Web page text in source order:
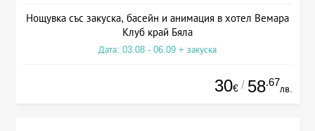
Нощувка със закуска, басейн и анимация в хотел Вемара
Клуб край Бяла
Дата: 03.08 - 06.09 + закуска
30€ / 58.67
лв.